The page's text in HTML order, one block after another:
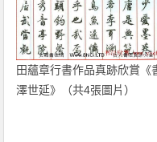
田蘊章行書作品真跡欣賞《
澤世延》（共4張圖片）